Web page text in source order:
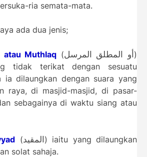
ria semata-mata.
ada dua jenis;
atau Muthlaq (المرسل أو المطلق)
tidak terikat dengan sesuatu
ia dilaungkan dengan suara yang
raya, di masjid-masjid, di pasar-
sebagainya di waktu siang atau
(المقيد) iaitu yang dilaungkan
solat sahaja.